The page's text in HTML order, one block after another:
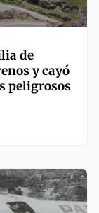
de
y cayó
peligrosos